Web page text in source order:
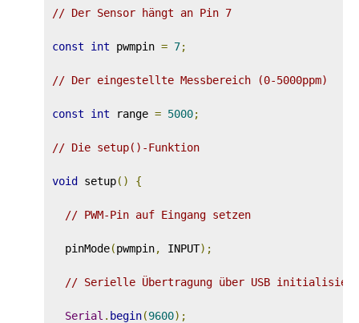
// Der Sensor hängt an Pin 7
const int pwmpin = 7;
// Der eingestellte Messbereich (0-5000ppm)
const int range = 5000;
// Die setup()-Funktion
void setup() {
// PWM-Pin auf Eingang setzen
pinMode(pwmpin, INPUT);
// Serielle Übertragung über USB
Serial . begin(9600);